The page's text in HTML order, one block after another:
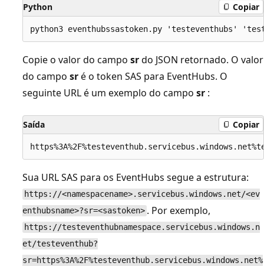
Python Copiar
Copie o valor do campo srdo JSON retornado. O valor
do campo sré o token SAS para EventHubs. O
seguinte URL é um exemplo do campo sr :
Saída Copiar
Sua URL SAS para os EventHubs segue a estrutura:
https://<namespacename>.servicebus.windows.net/<ev
enthubsname>?sr=<sastoken> . Por exemplo,
https://testeventhubnamespace.servicebus.windows.n
et/testeventhub?
sr=https%3A%2F%testeventhub.servicebus.windows.net%